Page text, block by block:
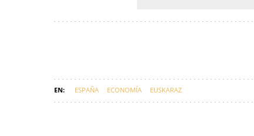
ESPAÑA ECONOMÍA EUSKARAZ